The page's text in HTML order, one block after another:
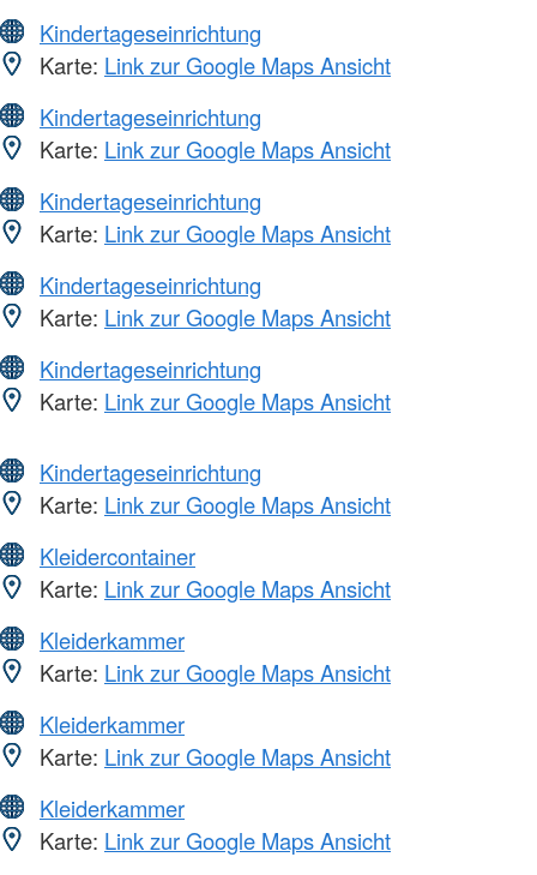
Kindertageseinrichtung
Karte: Link zur Google Maps Ansicht
Kindertageseinrichtung
Karte: Link zur Google Maps Ansicht
Kindertageseinrichtung
Karte: Link zur Google Maps Ansicht
Kindertageseinrichtung
Karte: Link zur Google Maps Ansicht
Kindertageseinrichtung
Karte: Link zur Google Maps Ansicht
Kindertageseinrichtung
Karte: Link zur Google Maps Ansicht
Kleidercontainer
Karte: Link zur Google Maps Ansicht
Kleiderkammer
Karte: Link zur Google Maps Ansicht
Kleiderkammer
Karte: Link zur Google Maps Ansicht
Kleiderkammer
Karte: Link zur Google Maps Ansicht